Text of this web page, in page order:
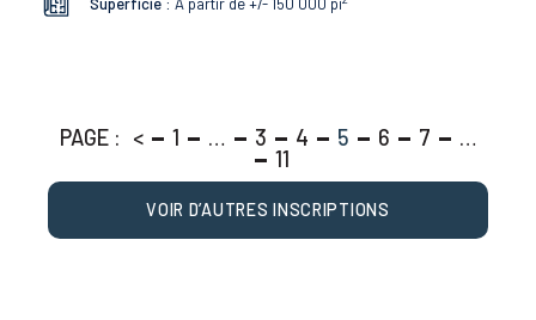
< 1 … 3 4 5 6 7
…
11
VOIR D’AUTRES INSCRIPTIONS